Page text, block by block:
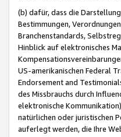
(b) dafür, dass die
Bestimmungen,
Branchenstandards,
Hinblick auf elektronisches
US-amerikanischen Federal
Endorsement and
des Missbrauchs durch
elektronische
natürlichen oder juristischen
auferlegt werden, die Ihre